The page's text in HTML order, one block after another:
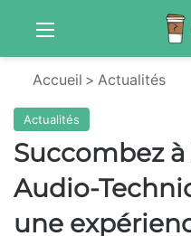
Menu
Accueil > Actualités
Actualités
Succombez
Audio-
une